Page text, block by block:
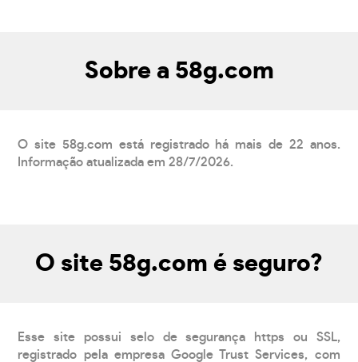
Sobre a 58g.com
O site 58g.com está registrado há mais de 22 anos.
Informação atualizada em 28/7/2026.
O site 58g.com é seguro?
Esse site possui selo de segurança https ou SSL,
registrado pela empresa Google Trust Services, com